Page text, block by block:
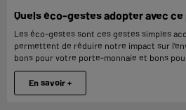
Quels éco-gestes adopter avec
Les éco-gestes sont ces gestes simples
permettent de réduire notre impact sur
bons pour votre porte-monnaie et bons
En savoir +